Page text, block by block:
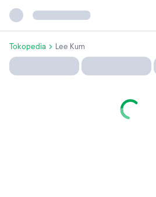
Tokopedia Lee Kum